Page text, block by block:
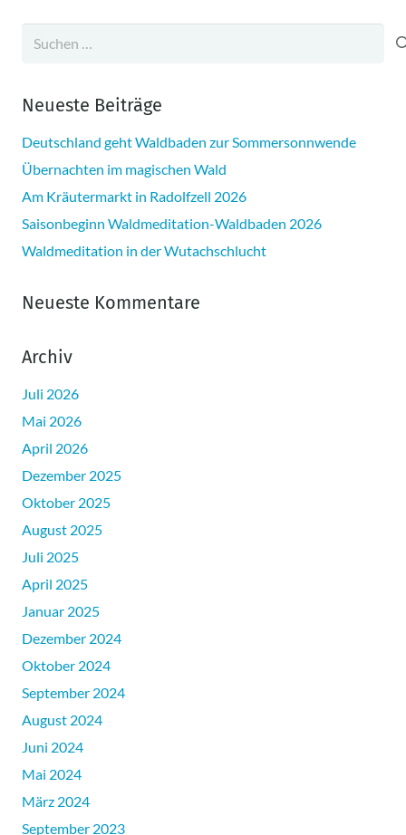
Neueste Beiträge
Deutschland geht Waldbaden zur Sommersonnwende
Übernachten im magischen Wald
Am Kräutermarkt in Radolfzell 2026
Saisonbeginn Waldmeditation-Waldbaden 2026
Waldmeditation in der Wutachschlucht
Neueste Kommentare
Archiv
Juli 2026
Mai 2026
April 2026
Dezember 2025
Oktober 2025
August 2025
Juli 2025
April 2025
Januar 2025
Dezember 2024
Oktober 2024
September 2024
August 2024
Juni 2024
Mai 2024
März 2024
September 2023